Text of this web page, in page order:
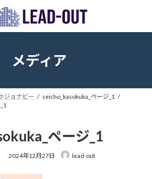
メディア
ジョナビー
seicho_kasokuka_ページ_1
ページ_1
最
2024年12月27日 lead-out